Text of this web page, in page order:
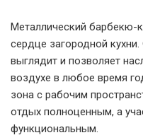
Металлический барбекю-
сердце загородной
выглядит и позволяет
воздухе в любое время
зона с рабочим
отдых полноценным, а
функциональным.